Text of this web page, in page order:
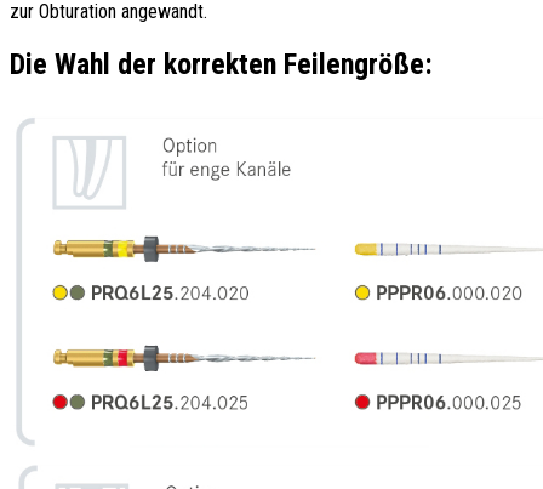
zur Obturation angewandt.
Die Wahl der korrekten Feilengröße: